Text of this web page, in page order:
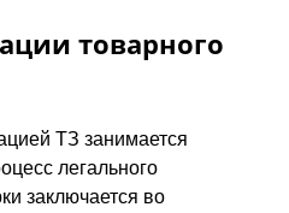
товарного
ТЗ занимается
легального
заключается во